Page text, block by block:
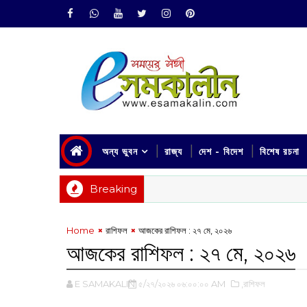
অন্য ভুবন রাজ্য দেশ - বিদেশ বিশেষ রচনা
Breaking
Home রাশিফল আজকের রাশিফল :‌ ‌২৭ মে, ২০২৬
আজকের রাশিফল :‌ ‌২৭ মে, ২০২৬
E SAMAKALIN ৫/২৭/২০২৬ ০৬:০০:০০ AM ,রাশিফল